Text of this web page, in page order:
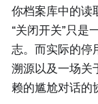
你档案库中的读
“关闭开关”只是
志。而实际的停
溯源以及一场关
赖的尴尬对话的